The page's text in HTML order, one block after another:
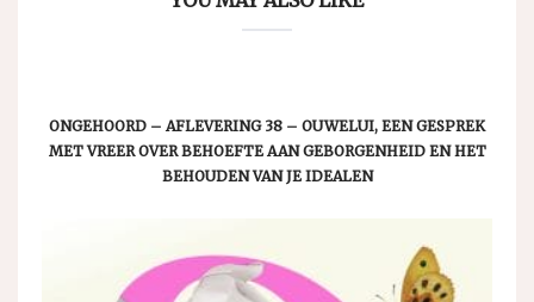
ONGEHOORD – AFLEVERING 38 – OUWELUI, EEN GESPREK
MET VREER OVER BEHOEFTE AAN GEBORGENHEID EN HET
BEHOUDEN VAN JE IDEALEN